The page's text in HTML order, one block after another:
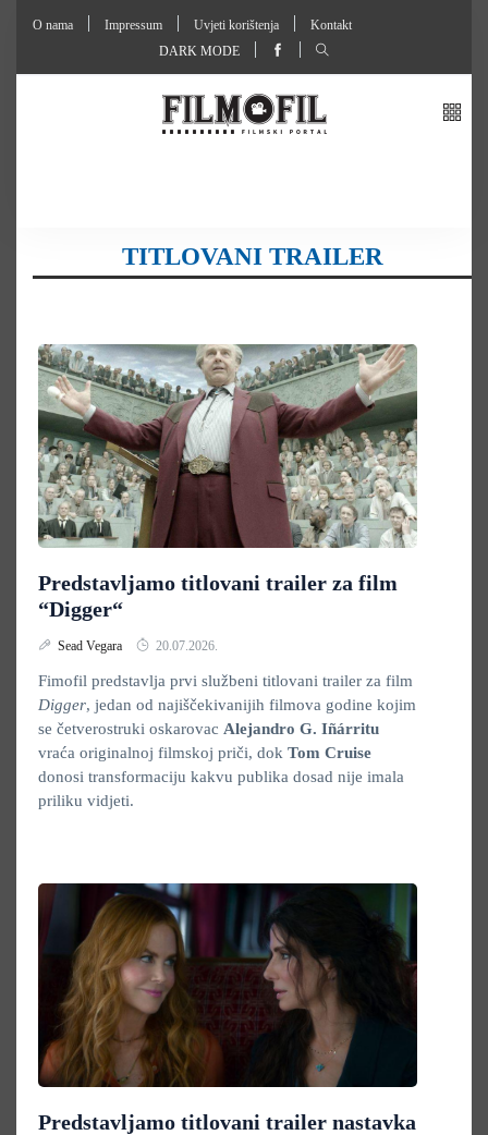
O nama Impressum Uvjeti korištenja
Kontakt
DARK MODE
TITLOVANI TRAILER
Predstavljamo titlovani trailer za film
“Digger“
Sead Vegara 20.07.2026.
Fimofil predstavlja prvi službeni titlovani trailer za film
Digger, jedan od najiščekivanijih filmova godine kojim
se četverostruki oskarovac Alejandro G. Iñárritu
vraća originalnoj filmskoj priči, dok Tom Cruise
donosi transformaciju kakvu publika dosad nije imala
priliku vidjeti.
Predstavljamo titlovani trailer nastavka